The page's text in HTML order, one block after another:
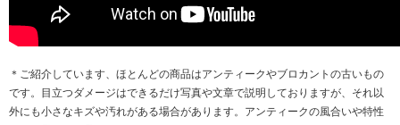
＊ご紹介しています、ほとんどの商品はアンティークやブロカントの古いもの
です。目立つダメージはできるだけ写真や文章で説明しておりますが、それ以
外にも小さなキズや汚れがある場合があります。アンティークの風合いや特性